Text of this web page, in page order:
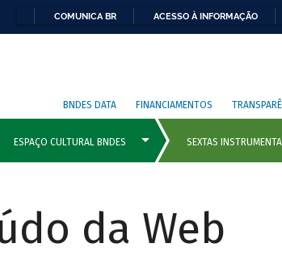
COMUNICA BR ACESSO À INFORMAÇÃO
BNDES DATA FINANCIAMENTOS
da Web